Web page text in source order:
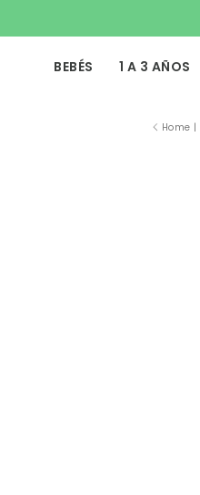
BEBÉS 1 A 3 AÑOS
Home |